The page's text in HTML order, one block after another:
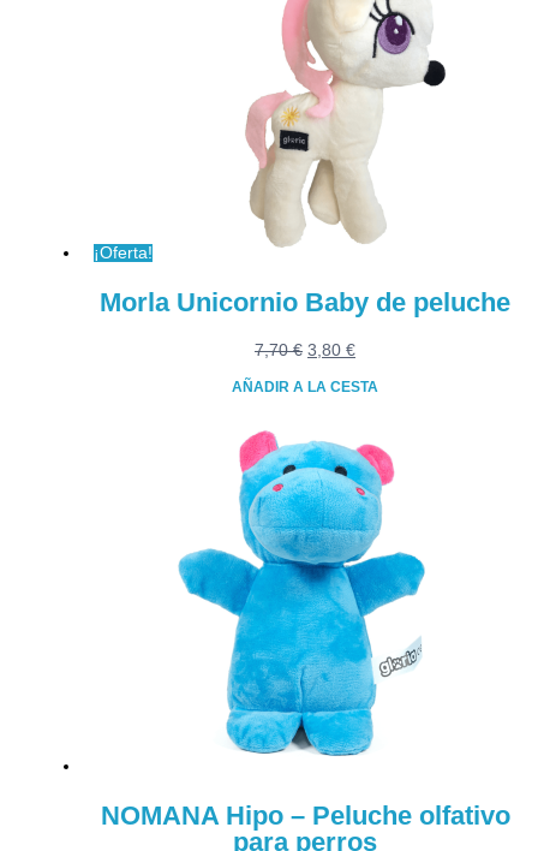
¡Oferta!
Morla Unicornio Baby de peluche
7,70€ El
7,70 €.
3,80 €El
3,80 €.
AÑADIR A LA CESTA
NOMANA Hipo – Peluche olfativo
para perros